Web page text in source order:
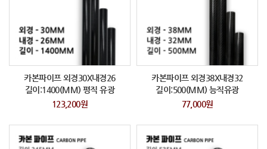
카본파이프 외경30X내경26
길이:1400(MM) 평직 유광
123,200원
카본파이프 외경38X내경32
길이:500(MM) 능직유광
77,000원